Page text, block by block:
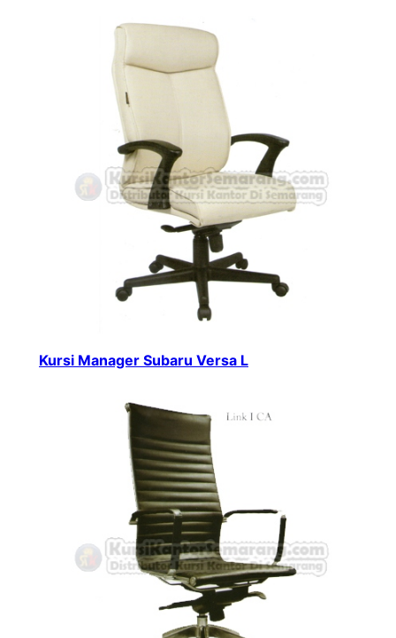
Kursi Manager Subaru Versa L